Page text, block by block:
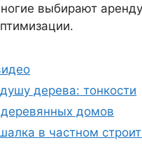
выбирают
дерева: тонкости
домов
в частном